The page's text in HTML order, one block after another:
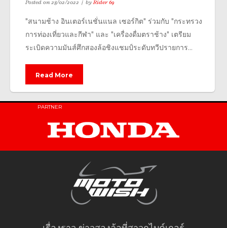
Posted on28/02/2022 byRider 69
"สนามช้าง อินเตอร์เนชั่นแนล เซอร์กิต" ร่วมกับ "กระทรวง
การท่องเที่ยวและกีฬา" และ "เครื่องดื่มตราช้าง" เตรียม
ระเบิดความมันส์ศึกสองล้อชิงแชมป์ระดับทวีปรายการ...
Read More
PARTNER